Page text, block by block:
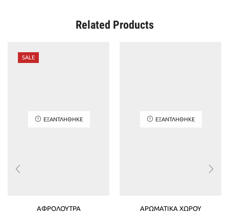
Related Products
SALE
ΕΞΑΝΤΛΉΘΗΚΕ
ΑΦΡΟΛΟΥΤΡΑ
ΕΞΑΝΤΛΉΘΗΚΕ
ΑΡΩΜΑΤΙΚΑ ΧΩΡΟΥ